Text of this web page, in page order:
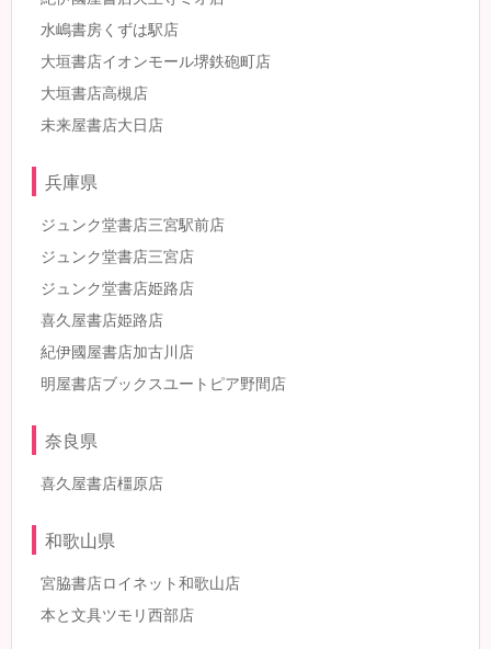
水嶋書房くずは駅店
大垣書店イオンモール堺鉄砲町店
大垣書店高槻店
未来屋書店大日店
兵庫県
ジュンク堂書店三宮駅前店
ジュンク堂書店三宮店
ジュンク堂書店姫路店
喜久屋書店姫路店
紀伊國屋書店加古川店
明屋書店ブックスユートピア野間店
奈良県
喜久屋書店橿原店
和歌山県
宮脇書店ロイネット和歌山店
本と文具ツモリ西部店